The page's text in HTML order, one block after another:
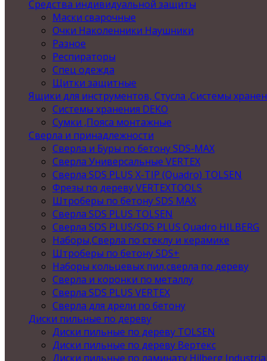
Средства индивидуальной защиты
Маски сварочные
Очки Наколенники Наушники
Разное
Респираторы
Спец одежда
Щитки защитные
Ящики для инструментов, Стусла ,Системы
Системы хранения DEKO
Сумки ,Пояса монтажные
Сверла и принадлежности
Сверла и Буры по бетону SDS-MAX
Сверла Универсальные VERTEX
Сверла SDS PLUS X-TIP (Quadro) TOLSEN
Фрезы по дереву VERTEXTOOLS
Штроберы по бетону SDS MAX
Сверла SDS PLUS TOLSEN
Сверла SDS PLUS/SDS PLUS Quadro HILBERG
Наборы,Сверла по стеклу и керамике
Штроберы по бетону SDS+
Наборы кольцевых пил,сверла по дереву
Сверла и коронки по металлу
Сверла SDS PLUS VERTEX
Сверла для дрели по бетону
Диски пильные по дереву
Диски пильные по дереву TOLSEN
Диски пильные по дереву Вертекс
Диски пильные по ламинату Hilberg